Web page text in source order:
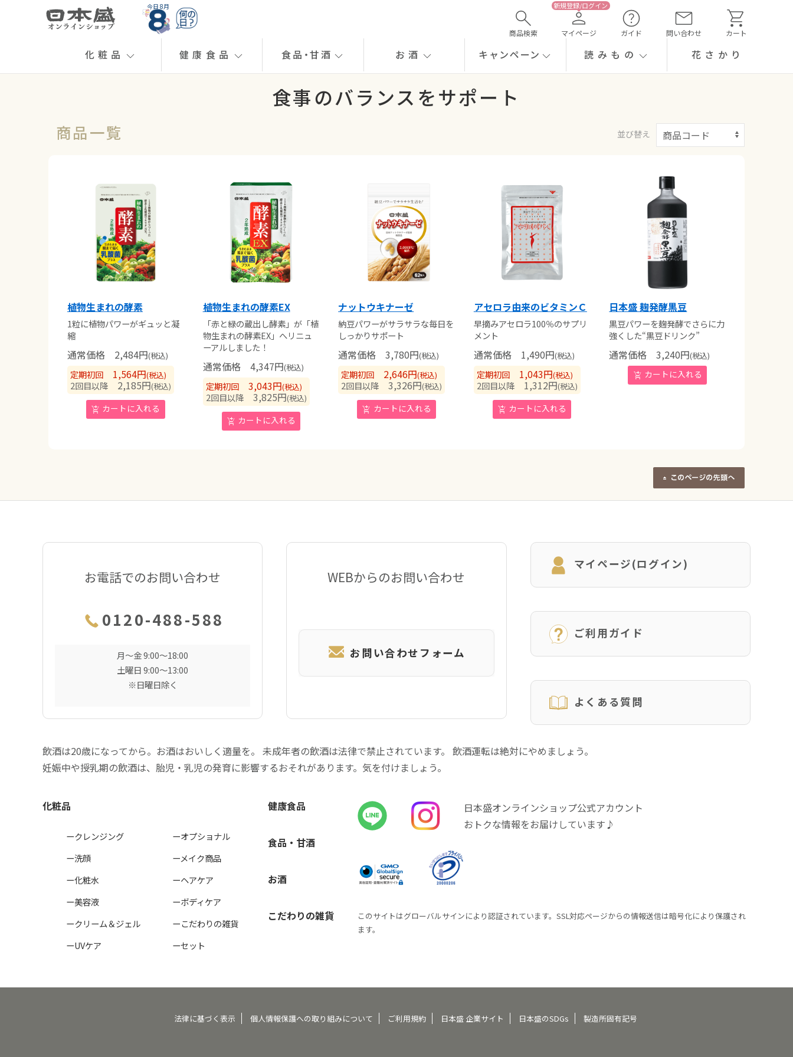
今日 8月
商品検索 マイページ ガイド 問い合わせ カート
化粧品 健康食品 食品・甘酒 お酒 キャンペーン 読みもの 花さかり
食事のバランスをサポート
並び替え
商品一覧
植物生まれの酵素
1粒に植物パワーがギュッと凝
縮
通常価格 2,484円(税込)
定期初回 1,564円(税込)
2回目以降 2,185円(税込)
植物生まれの酵素EX
「赤と緑の蔵出し酵素」が「植
物生まれの酵素EX」へリニュ
ーアルしました！
通常価格4,347円(税込)
定期初回3,043円(税込)
2回目以降3,825円(税込)
ナットウキナーゼ
納豆パワーがサラサラな毎日を
しっかりサポート
通常価格 3,780円(税込)
定期初回 2,646円(税込)
2回目以降 3,326円(税込)
アセロラ由来のビタミンＣ
早摘みアセロラ100％のサプリ
メント
通常価格1,490円(税込)
定期初回1,043円(税込)
2回目以降1,312円(税込)
日本盛 麹発酵黒豆
黒豆パワーを麹発酵でさらに力
強くした“黒豆ドリンク”
通常価格 3,240円(税込)
お電話でのお問い合わせ
0120-488-588
月〜金 9:00〜18:00
土曜日 9:00〜13:00
※日曜日除く
WEBからのお問い合わせ
お問い合わせフォーム
マイページ(ログイン)
ご利用ガイド
よくある質問
飲酒は20歳になってから。お酒はおいしく適量を。 未成年者の飲酒は法律で禁止されています。 飲酒運転は絶対にやめましょう。
妊娠中や授乳期の飲酒は、胎児・乳児の発育に影響するおそれがあります。気を付けましょう。
化粧品
ークレンジング
ー洗顔
ー化粧水
ー美容液
ークリーム＆ジェル
ーUVケア
ーオプショナル
ーメイク商品
ーヘアケア
ーボディケア
ーこだわりの雑貨
ーセット
健康食品
食品・甘酒
お酒
こだわりの雑貨
日本盛オンラインショップ公式アカウント
おトクな情報をお届けしています♪
このサイトはグローバルサインにより認証されています。SSL対応ページからの情報送信は暗号化により保護され
ます。
法律に基づく表示 個人情報保護への取り組みについて ご利用規約 日本盛 企業サイト 日本盛のSDGs 製造所固有記号